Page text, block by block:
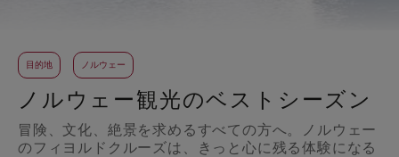
目的地 ノルウェー
ノルウェー観光のベストシーズン
冒険、文化、絶景を求めるすべての方へ。ノルウェー
のフィヨルドクルーズは、きっと心に残る体験になる